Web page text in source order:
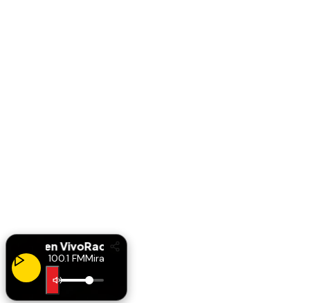
Radio en VivoRadio en Vivo
Miranda 100.1 FMMiranda 100.1 FM